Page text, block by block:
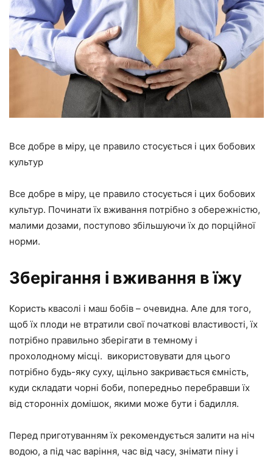
Все добре в міру, це правило стосується і цих бобових
культур
Все добре в міру, це правило стосується і цих бобових
культур. Починати їх вживання потрібно з обережністю,
малими дозами, поступово збільшуючи їх до порційної
норми.
Зберігання і вживання в їжу
Користь квасолі і маш бобів – очевидна. Але для того,
щоб їх плоди не втратили свої початкові властивості, їх
потрібно правильно зберігати в темному і
прохолодному місці. використовувати для цього
потрібно будь-яку суху, щільно закривається ємність,
куди складати чорні боби, попередньо перебравши їх
від сторонніх домішок, якими може бути і бадилля.
Перед приготуванням їх рекомендується залити на ніч
водою, а під час варіння, час від часу, знімати піну і